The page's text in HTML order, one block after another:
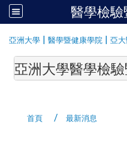
醫學檢
亞洲大學 | 醫學暨健康學院 | 亞
亞洲大學醫學檢
首頁 最新消息